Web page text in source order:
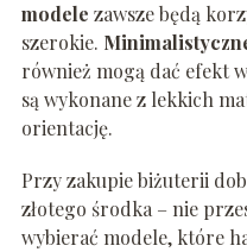
modele zawsze będą
szerokie.
również mogą dać efekt
są wykonane z lekkich
orientację.
Przy zakupie biżuterii
złotego środka – nie
wybierać modele, które